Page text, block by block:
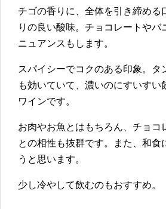
チゴの香りに、全体を引き締める
りの良い酸味。チョコレートやバ
ニュアンスもします。
スパイシーでコクのある印象。タ
も効いていて、濃いのにすいすい
ワインです。
お肉やお魚とはもちろん、チョコ
との相性も抜群です。また、和食
うと思います。
少し冷やして飲むのもおすすめ。